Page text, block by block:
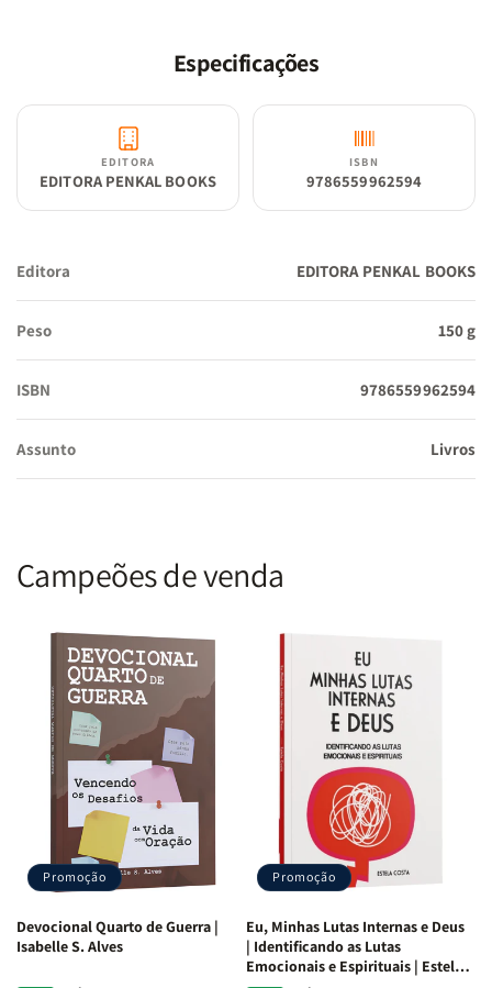
Especificações
EDITORA
EDITORA PENKAL BOOKS
ISBN
9786559962594
Editora EDITORA PENKAL BOOKS
Peso 150 g
ISBN 9786559962594
Assunto Livros
Campeões de venda
Promoção
Devocional Quarto de Guerra |
Isabelle S. Alves
Promoção
Eu, Minhas Lutas Internas e Deus
| Identificando as Lutas
Emocionais e Espirituais | Estela